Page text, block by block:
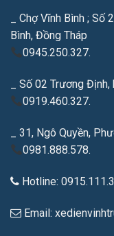
_ Chợ Vĩnh Bình ; Số
Bình, Đồng Tháp
0945.250.327.
_ Số 02 Trương
0919.460.327.
_ 31, Ngô Quyền,
0981.888.578.
Hotline:
Email: